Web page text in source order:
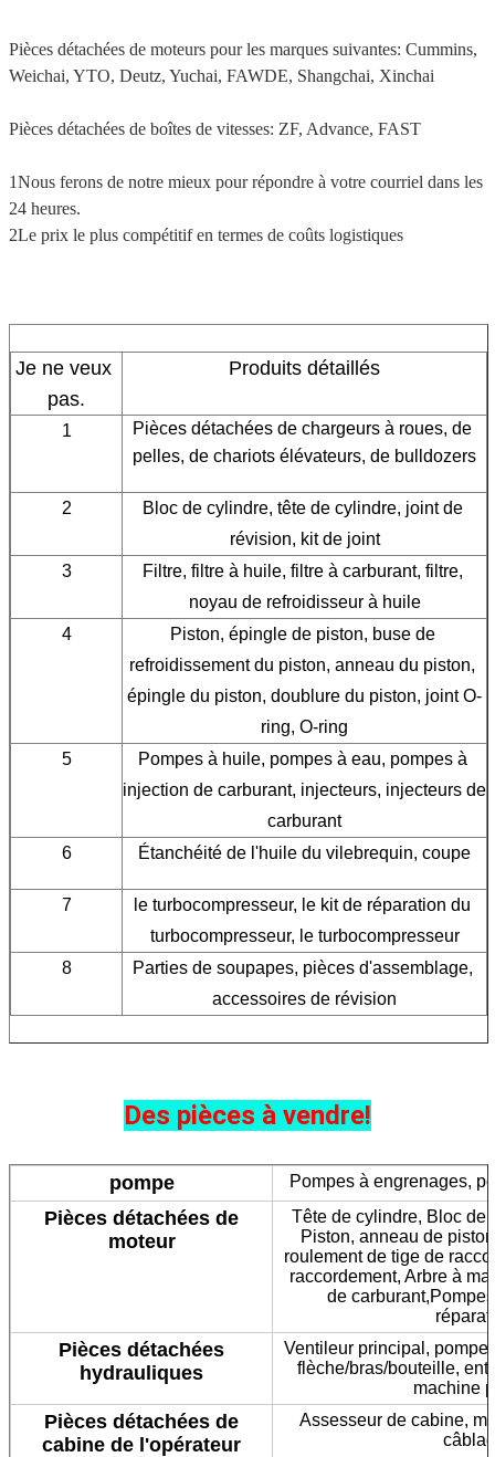
Pièces détachées de moteurs pour les marques suivantes: Cummins,
Weichai, YTO, Deutz, Yuchai, FAWDE, Shangchai, Xinchai
Pièces détachées de boîtes de vitesses: ZF, Advance, FAST
1Nous ferons de notre mieux pour répondre à votre courriel dans les
24 heures.
2Le prix le plus compétitif en termes de coûts logistiques
Je ne veux
pas.
Produits détaillés
1
Pièces détachées de chargeurs à roues, de
pelles, de chariots élévateurs, de bulldozers
2
Bloc de cylindre, tête de cylindre, joint de
révision, kit de joint
3
Filtre, filtre à huile, filtre à carburant, filtre,
noyau de refroidisseur à huile
4
Piston, épingle de piston, buse de
refroidissement du piston, anneau du piston,
épingle du piston, doublure du piston, joint O-
ring, O-ring
5
Pompes à huile, pompes à eau, pompes à
injection de carburant, injecteurs, injecteurs de
carburant
6
Étanchéité de l'huile du vilebrequin, coupe
7
le turbocompresseur, le kit de réparation du
turbocompresseur, le turbocompresseur
8
Parties de soupapes, pièces d'assemblage,
accessoires de révision
Des pièces à vendre!
pompe Pompes à engrenages,
Pièces détachées de
moteur
Tête de cylindre, Bloc de
Piston, anneau de
roulement de tige de
raccordement, Arbre à
de
Pièces détachées
hydrauliques
Ventileur principal,
flèche/bras/bouteille,
machine
Pièces détachées de
cabine de l'opérateur
Assesseur de cabine,